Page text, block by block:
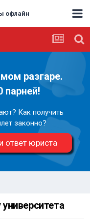
офлайн
разгаре.
парней!
Как получить
законно?
ответ юриста